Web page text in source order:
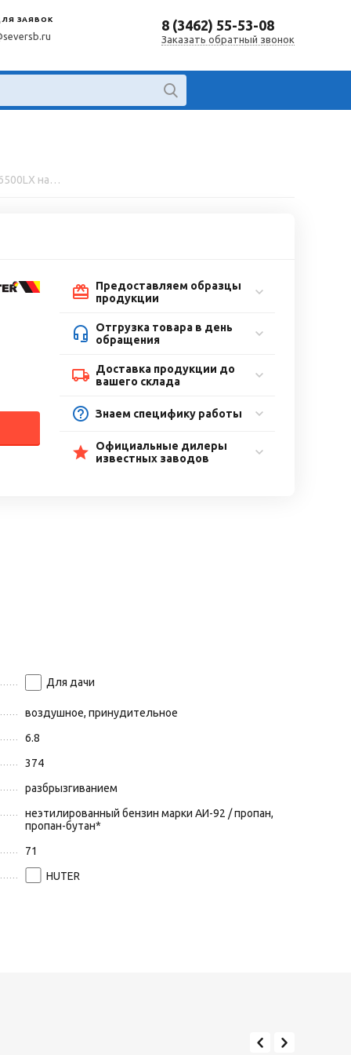
ЗАЯВОК 8 (3462) 55-53-08
Заказать обратный звонок
Генератор бензиновый HUTER DY6500LX на дачу
Предоставляем образцы
продукции
Отгрузка товара в день
обращения
Доставка продукции до
вашего склада
Знаем специфику работы
Официальные дилеры
известных заводов
Для дачи
воздушное, принудительное
6.8
374
разбрызгиванием
неэтилированный бензин марки АИ-92 / пропан,
пропан-бутан*
71
HUTER